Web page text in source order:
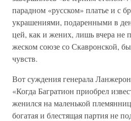
парадном «русском» платье и с
украшениями, подаренными в
цей, как и жених, лишь вчера
жеском союзе со Скавронской,
чувств.
Вот суждения генерала
«Когда Багратион приобрел
женился на маленькой
богатая и блестящая партия не